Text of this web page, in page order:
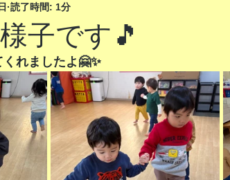
子です🎵
読了時間: 1分
れましたよ🤗✨